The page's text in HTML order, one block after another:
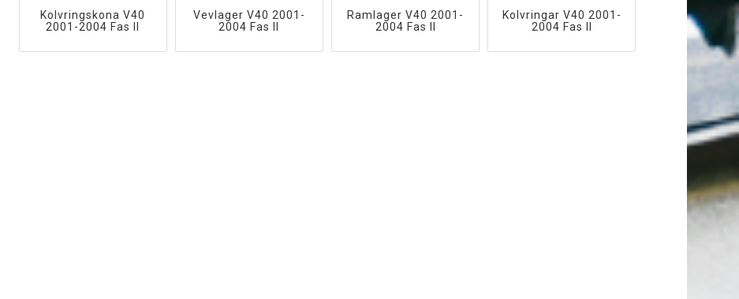
Kolvringskona V40
2001-2004 Fas II
Vevlager V40 2001-
2004 Fas II
Ramlager V40 2001-
2004 Fas II
Kolvringar V40 2001-
2004 Fas II